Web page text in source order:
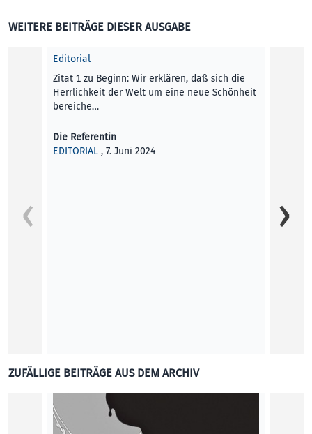
WEITERE BEITRÄGE DIESER AUSGABE
Editorial
Zitat 1 zu Beginn: Wir erklären, daß sich die
Herrlichkeit der Welt um eine neue Schönheit
bereiche…
Die Referentin
EDITORIAL , 7. Juni 2024
ZUFÄLLIGE BEITRÄGE AUS DEM ARCHIV